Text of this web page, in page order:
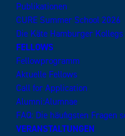
Publikationen
CURE Summer School 2026
Die Käte Hamburger Kollegs
FELLOWS
Fellowprogramm
Aktuelle Fellows
Call for Application
Alumni:Alumnae
FAQ: Die häufigsten Fragen
VERANSTALTUNGEN